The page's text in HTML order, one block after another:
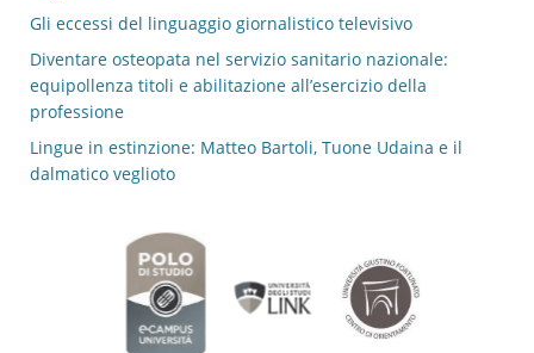
Gli eccessi del linguaggio giornalistico televisivo
Diventare osteopata nel servizio sanitario nazionale:
equipollenza titoli e abilitazione all’esercizio della
professione
Lingue in estinzione: Matteo Bartoli, Tuone Udaina e il
dalmatico veglioto